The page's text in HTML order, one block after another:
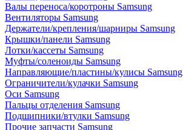
Валы переноса/коротроны Samsung
Вентиляторы Samsung
Держатели/крепления/шарниры Samsung
Крышки/панели Samsung
Лотки/кассеты Samsung
Муфты/соленоиды Samsung
Направляющие/пластины/кулисы Samsung
Ограничители/кулачки Samsung
Оси Samsung
Пальцы отделения Samsung
Подшипники/втулки Samsung
Прочие запчасти Samsung